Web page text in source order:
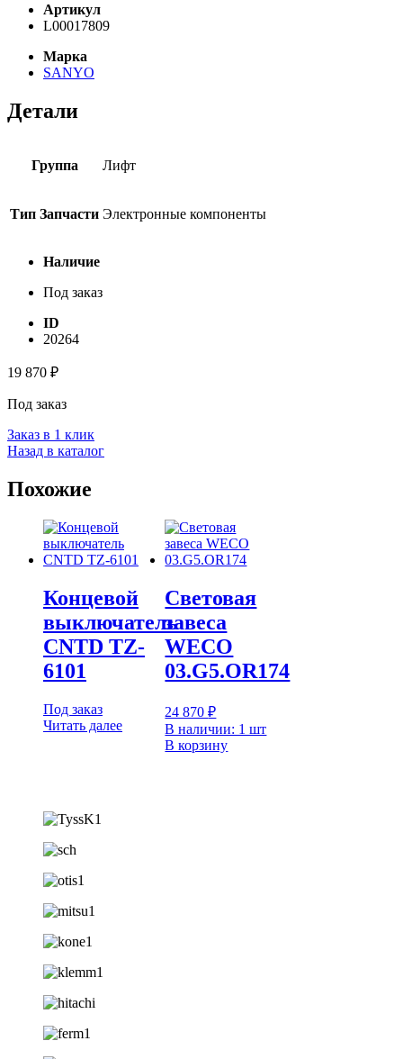
Артикул
L00017809
Марка
SANYO
Детали
Группа Лифт
Тип Запчасти Электронные компоненты
Наличие
Под заказ
ID
20264
19 870 ₽
Под заказ
Заказ в 1 клик
Назад в каталог
Похожие
Концевой
выключатель
CNTD TZ-
6101
Под заказ
Читать далее
Световая
завеса
WECO
03.G5.OR174
24 870₽
В наличии: 1 шт
В корзину